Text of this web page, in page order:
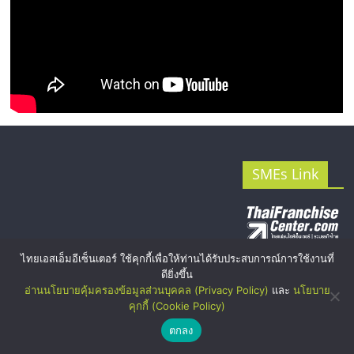
SMEs Link
ThaiFranchiseCent
er
ไทยเอสเอ็มอีเซ็นเตอร์ ใช้คุกกี้เพื่อให้ท่านได้รับประสบการณ์การใช้งานที่
ดียิ่งขึ้น
อ่านนโยบายคุ้มครองข้อมูลส่วนบุคคล (Privacy Policy) และ นโยบาย
คุกกี้ (Cookie Policy)
ตกลง